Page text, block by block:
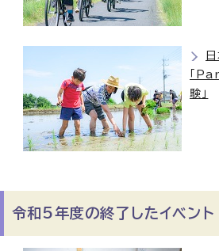
「
験」
令和5年度の終了したイベント